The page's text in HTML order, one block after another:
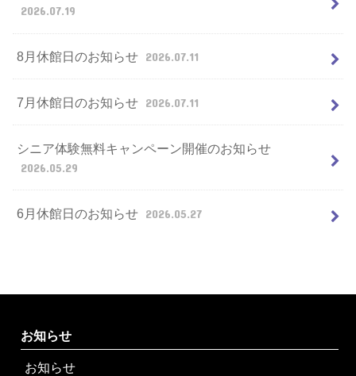
2026.07.19
8月休館日のお知らせ 2026.07.11
7月休館日のお知らせ 2026.07.11
シニア体験無料キャンペーン開催のお知らせ
2026.05.29
6月休館日のお知らせ 2026.05.27
お知らせ
お知らせ